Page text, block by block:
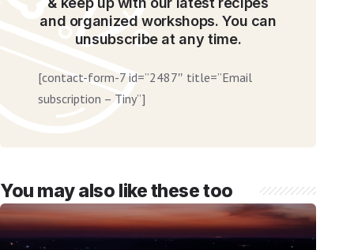
and organized workshops. You can
unsubscribe at any time.
[contact-form-7 id=”2487″ title=”Email
subscription – Tiny”]
You may also like these too